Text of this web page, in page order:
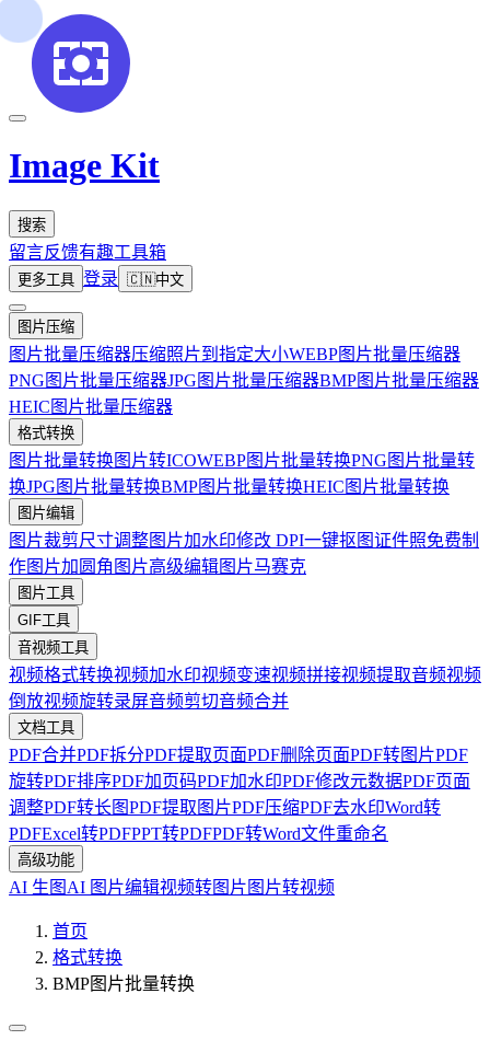
Image Kit
搜索
留言反馈有趣工具箱
更多工具 登录 🇨🇳中文
图片压缩
图片批量压缩器压缩照片到指定大小WEBP图片批量压缩器
PNG图片批量压缩器JPG图片批量压缩器BMP图片批量压缩器
HEIC图片批量压缩器
格式转换
图片批量转换图片转ICOWEBP图片批量转换PNG图片批量转
换JPG图片批量转换BMP图片批量转换HEIC图片批量转换
图片编辑
图片裁剪尺寸调整图片加水印修改 DPI一键抠图证件照免费制
作图片加圆角 图片高级编辑图片马赛克
图片工具
GIF工具
音视频工具
视频格式转换视频加水印视频变速视频拼接视频提取音频视频
倒放视频旋转录屏音频剪切音频合并
文档工具
PDF合并PDF拆分PDF提取页面PDF删除页面PDF转图片PDF
旋转PDF排序PDF加页码PDF加水印PDF修改元数据PDF页面
调整PDF转长图PDF提取图片PDF压缩PDF去水印Word转
PDFExcel转PDFPPT转PDFPDF转Word文件重命名
高级功能
AI 生图 AI 图片编辑视频转图片 图片转视频
首页
格式转换
BMP图片批量转换